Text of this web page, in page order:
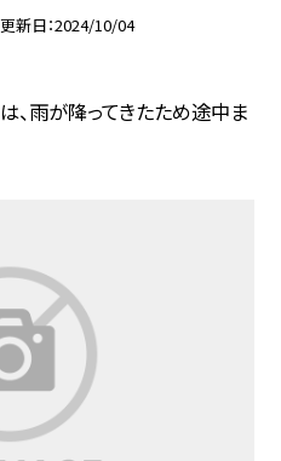
更新日 2024/10/04
、雨が降ってきたため途中ま